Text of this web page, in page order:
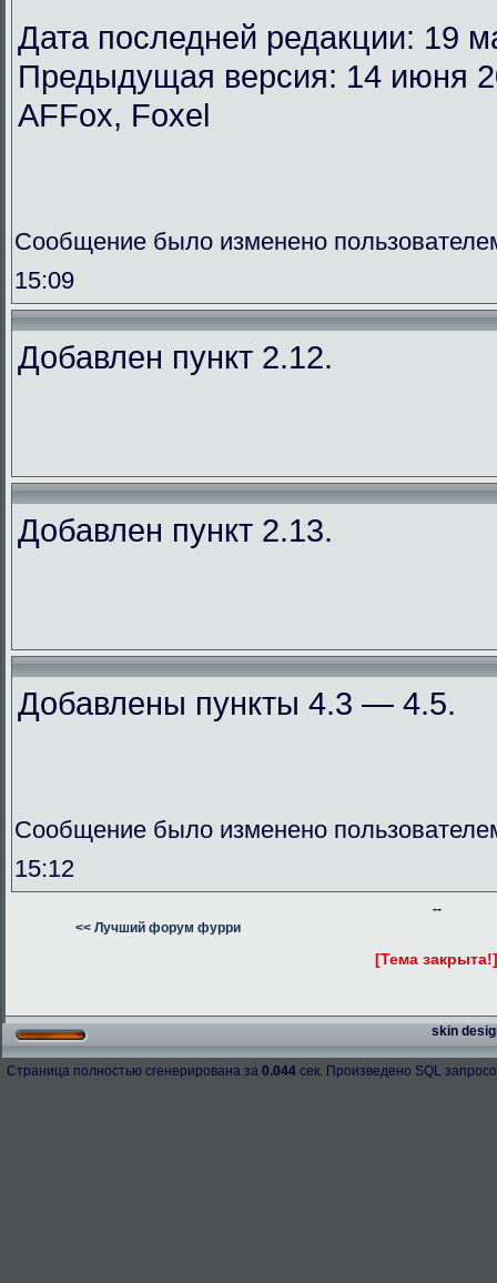
Дата последней редакции: 19
Предыдущая версия: 14 июня
AFFox, Foxel
Сообщение было изменено
15:09
Добавлен пункт 2.12.
Добавлен пункт 2.13.
Добавлены пункты 4.3 — 4.5.
Сообщение было изменено
15:12
--
<< Лучший форум фурри
[Тема
skin
Страница полностью сгенерирована за 0.044 сек. Произведено SQL